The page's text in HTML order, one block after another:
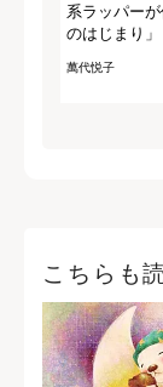
系ラッパー
のはじまり」
萬代悦子
こちらも